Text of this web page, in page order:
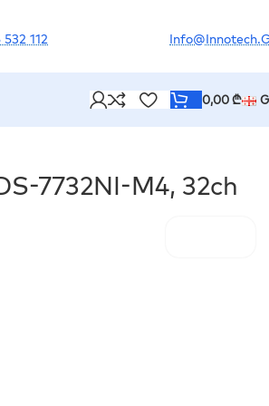
112
0,00₾
7732NI-M4, 32ch